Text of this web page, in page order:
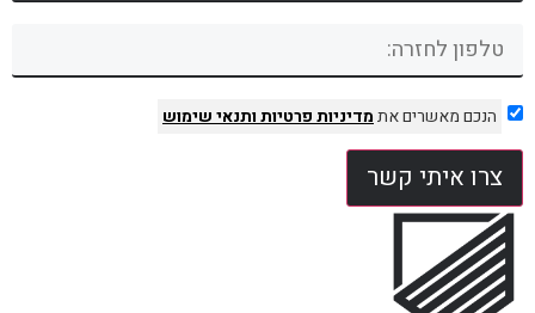
הנכם מאשרים אתמדיניות פרטיותותנאי שימוש
צרו איתי קשר